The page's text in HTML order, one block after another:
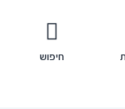
חיפוש